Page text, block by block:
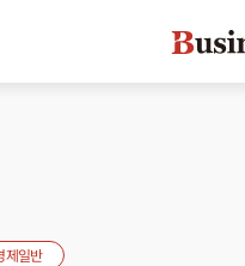
제일반